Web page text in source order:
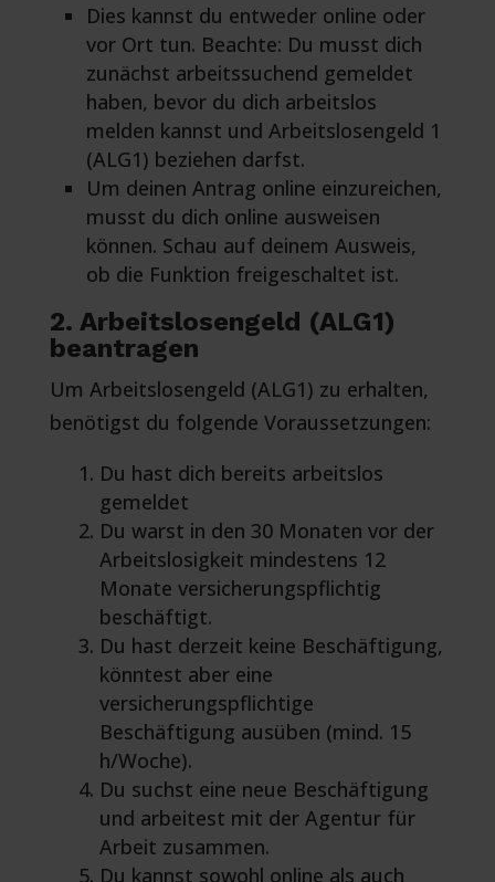
Dies kannst du entweder online oder
vor Ort tun. Beachte: Du musst dich
zunächst arbeitssuchend gemeldet
haben, bevor du dich arbeitslos
melden kannst und Arbeitslosengeld 1
(ALG1) beziehen darfst.
Um deinen Antrag online einzureichen,
musst du dich online ausweisen
können. Schau auf deinem Ausweis,
ob die Funktion freigeschaltet ist.
2. Arbeitslosengeld (ALG1)
beantragen
Um Arbeitslosengeld (ALG1) zu erhalten,
benötigst du folgende Voraussetzungen:
Du hast dich bereits arbeitslos
gemeldet
Du warst in den 30 Monaten vor der
Arbeitslosigkeit mindestens 12
Monate versicherungspflichtig
beschäftigt.
Du hast derzeit keine Beschäftigung,
könntest aber eine
versicherungspflichtige
Beschäftigung ausüben (mind. 15
h/Woche).
Du suchst eine neue Beschäftigung
und arbeitest mit der Agentur für
Arbeit zusammen.
Du kannst sowohl online als auch